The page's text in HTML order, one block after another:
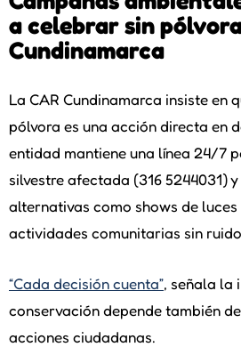
a celebrar sin
Cundinamarca
La CAR Cundinamarca insiste en
pólvora es una acción directa en
entidad mantiene una línea 24/7
silvestre afectada (316 5244031)
alternativas como shows de
actividades comunitarias sin
“Cada decisión cuenta”, señala la
conservación depende también
acciones ciudadanas.